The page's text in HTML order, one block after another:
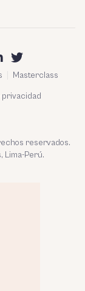
Masterclass
privacidad
reservados.
Lima-Perú.